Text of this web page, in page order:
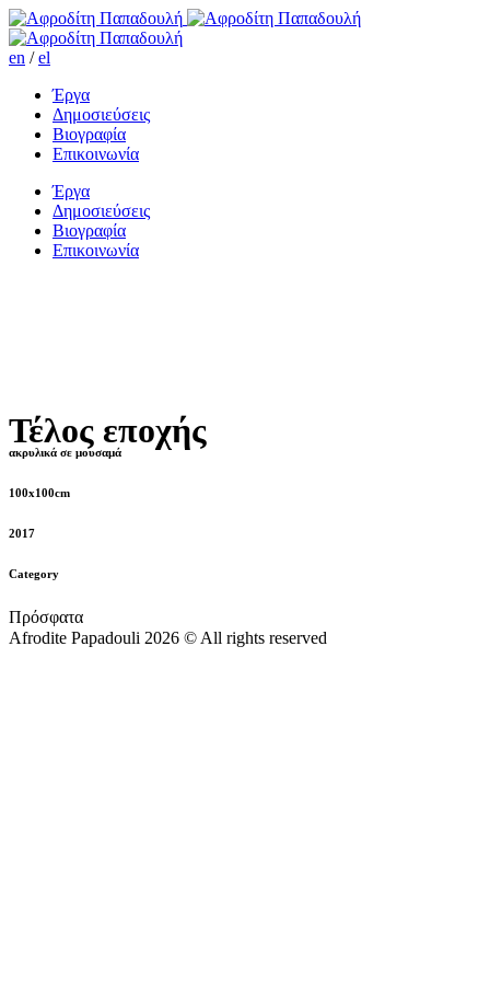
en /el
Έργα
Δημοσιεύσεις
Βιογραφία
Επικοινωνία
Έργα
Δημοσιεύσεις
Βιογραφία
Επικοινωνία
Τέλος εποχής
ακρυλικά σε μουσαμά
100x100cm
2017
Category
Πρόσφατα
Afrodite Papadouli 2026 © All rights reserved